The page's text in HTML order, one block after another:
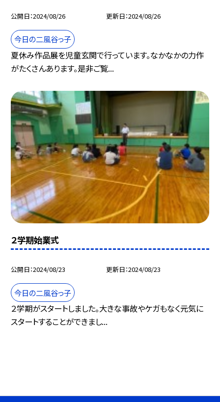
公開日 2024/08/26 更新日 2024/08/26
今日の二風谷っ子
夏休み作品展を児童玄関で行っています。なかなかの力作
がたくさんあります。是非ご覧...
２学期始業式
公開日 2024/08/23 更新日 2024/08/23
今日の二風谷っ子
２学期がスタートしました。大きな事故やケガもなく元気に
スタートすることができまし...